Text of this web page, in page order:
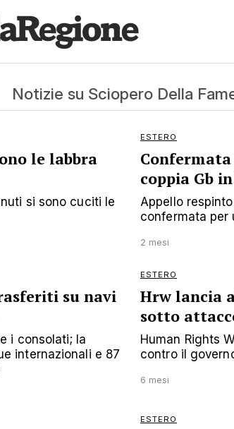
Notizie su Sciopero Della
le labbra
si sono cuciti le
ESTERO
coppia Gb
Appello
confermata per
2 mesi
su navi
i consolati; la
internazionali e 87
ESTERO
Hrw lancia
sotto
Human Rights
contro il
6 mesi
ESTERO